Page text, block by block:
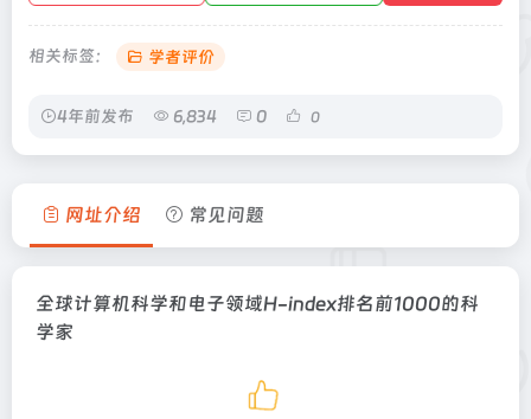
相关标签： 学者评价
4年前发布 6,834 0 0
网址介绍 常见问题
全球计算机科学和电子领域H-index排名前1000的科
学家